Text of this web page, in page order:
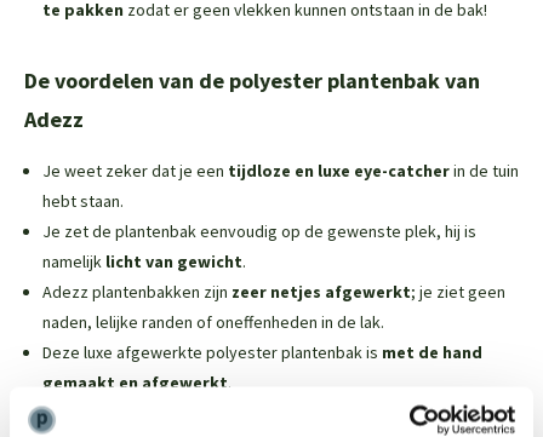
te pakken zodat er geen vlekken kunnen ontstaan in de bak!
De voordelen van de polyester plantenbak van
Adezz
Je weet zeker dat je een tijdloze en luxe eye-catcherin de tuin
hebt staan.
Je zet de plantenbak eenvoudig op de gewenste plek, hij is
namelijk licht van gewicht.
Adezz plantenbakken zijn zeer netjes afgewerkt; je ziet geen
naden, lelijke randen of oneffenheden in de lak.
Deze luxe afgewerkte polyester plantenbak is met de hand
gemaakt en afgewerkt.